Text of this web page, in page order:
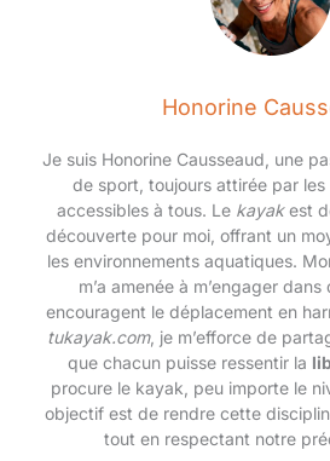
support de mouette est plus
solide et plus sûr; le coussin
d'absorption des chocs à haute
réinitialisé, de sorte qu'il peut
glisser Si vous avez des
contacter et nous vous
répondrons dans les 24 heures.
les rues. 31" longueur x 8" large, faites
explosion à monter avec beaucoup
sur le dessus du pont. Pese seulement
sont assez créatifs et attrayants,
des anniversaires pour votre
vacances et d'autres
Honorine
Je suis Honorine Causseaud, une
de sport, toujours attirée par les
accessibles à tous. Le kayakest
découverte pour moi, offrant un
les environnements aquatiques.
m’a amenée à m’engager
encouragent le déplacement en
tukayak.com, je m’efforce de
que chacun puisse ressentir la
procure le kayak, peu importe le
objectif est de rendre cette
tout en respectant notre